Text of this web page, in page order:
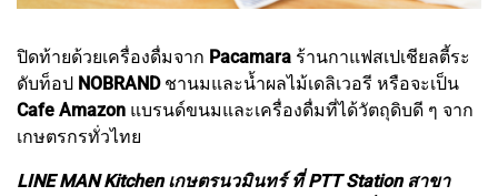
ปิดท้ายด้วยเครื่องดื่มจาก Pacamara ร้านกาแฟสเปเชียลตี้ระ
ดับท็อป NOBRAND ชานมและน้ำผลไม้เดลิเวอรี หรือจะเป็น
Cafe Amazon แบรนด์ขนมและเครื่องดื่มที่ได้วัตถุดิบดี ๆ จาก
เกษตรกรทั่วไทย
LINE MAN Kitchen เกษตรนวมินทร์ ที่ PTT Station สาขา